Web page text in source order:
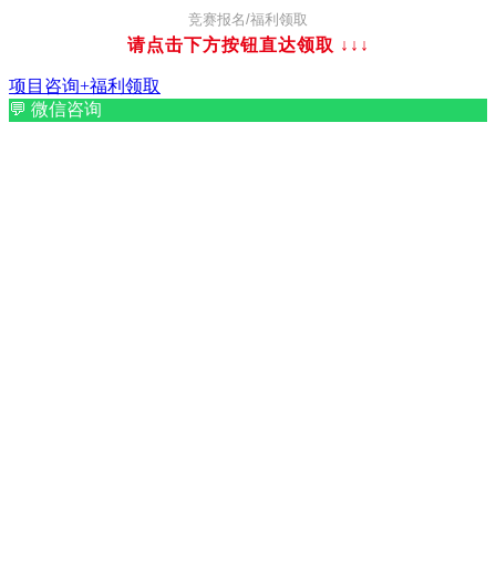
竞赛报名/福利领取
请点击下方按钮直达领取 ↓↓↓
项目咨询+福利领取
💬 微信咨询